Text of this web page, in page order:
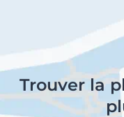
Trouver la